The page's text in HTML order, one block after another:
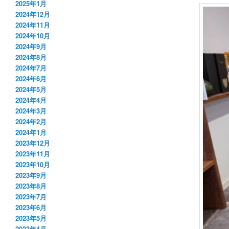
2025年1月
2024年12月
2024年11月
2024年10月
2024年9月
2024年8月
2024年7月
2024年6月
2024年5月
2024年4月
2024年3月
2024年2月
2024年1月
2023年12月
2023年11月
2023年10月
2023年9月
2023年8月
2023年7月
2023年6月
2023年5月